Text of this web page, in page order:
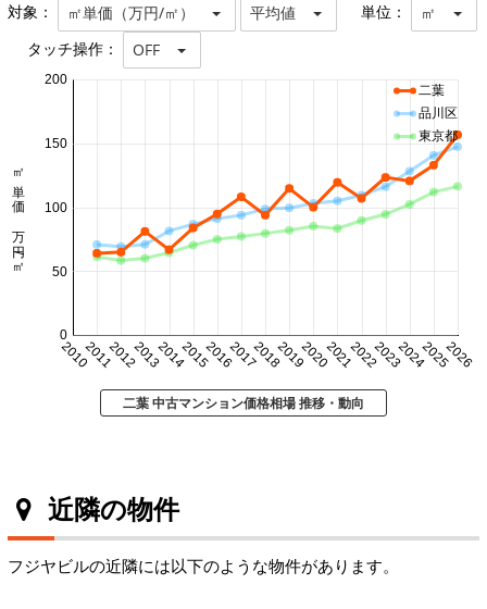
対象： ㎡単価（万円/㎡） 平均値 単位： ㎡
タッチ操作： OFF
20102011201220132014201520162017201820192020202120222023202420252026
0
50
100
150
200
㎡単価 万円/㎡
二葉
品川区
東京都
二葉 中古マンション価格相場 推移・動向
近隣の物件
フジヤビルの近隣には以下のような物件があります。